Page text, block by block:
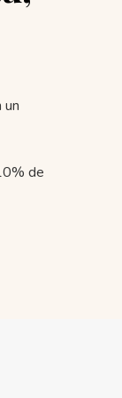
un
de